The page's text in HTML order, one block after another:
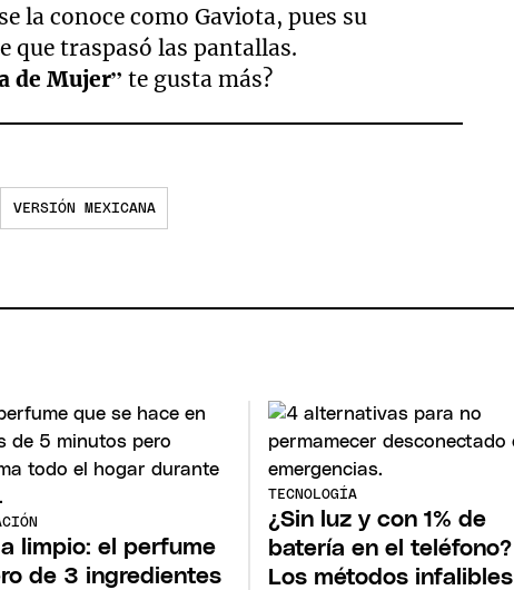
la conoce como Gaviota, pues su
que traspasó las pantallas.
de Mujer”te gusta más?
VERSIÓN MEXICANA
limpio: el perfume
de 3 ingredientes
TECNOLOGÍA
¿Sin luz y con 1% de
batería en el teléfono?
Los métodos infalibles